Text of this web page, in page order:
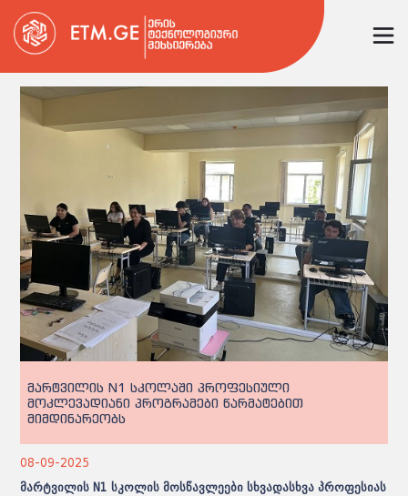
მარტვილის N1 სკოლაში პროფესიული
მოკლევადიანი პროგრამები წარმატებით
მიმდინარეობს
08-09-2025
მარტვილის N1 სკოლის მოსწავლეები სხვადასხვა პროფესიას